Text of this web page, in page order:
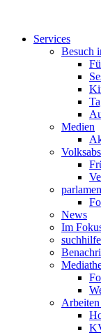
Services
Besuch
Medien
News
Im
suchhilfe
Arbeiten